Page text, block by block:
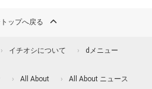
ップへ戻る
イチオシについて dメニュー
All About All About ニュース